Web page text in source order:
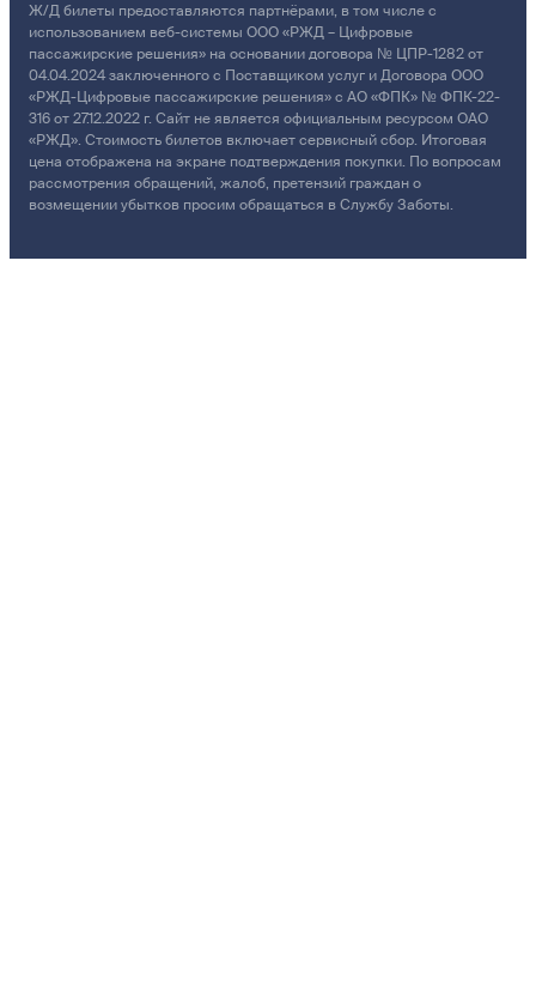
Ж/Д билеты предоставляются партнёрами, в том числе с
использованием веб-системы ООО «РЖД – Цифровые
пассажирские решения» на основании договора № ЦПР-1282 от
04.04.2024 заключенного с Поставщиком услуг и Договора ООО
«РЖД-Цифровые пассажирские решения» с АО «ФПК» № ФПК-22-
316 от 27.12.2022 г. Сайт не является официальным ресурсом ОАО
«РЖД». Стоимость билетов включает сервисный сбор. Итоговая
цена отображена на экране подтверждения покупки. По вопросам
рассмотрения обращений, жалоб, претензий граждан о
возмещении убытков просим обращаться в Службу Заботы.